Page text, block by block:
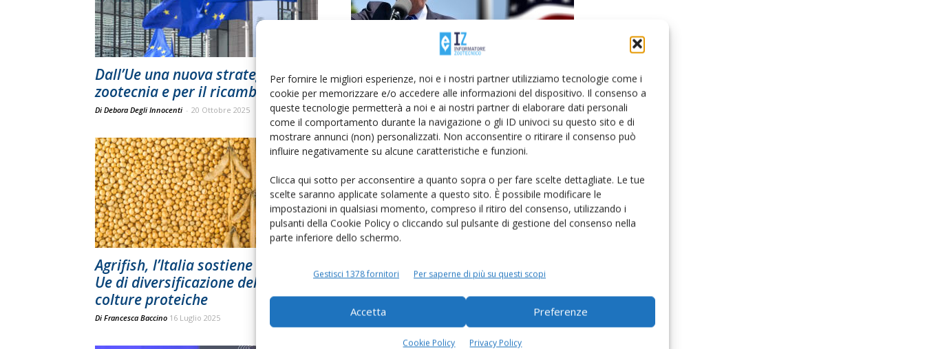
Per fornire le migliori esperienze, noi e i nostri partner utilizziamo tecnologie come i
cookie per memorizzare e/o accedere alle informazioni del dispositivo. Il consenso a
queste tecnologie permetterà a noi e ai nostri partner di elaborare dati personali
come il comportamento durante la navigazione o gli ID univoci su questo sito e di
mostrare annunci (non) personalizzati. Non acconsentire o ritirare il consenso può
influire negativamente su alcune caratteristiche e funzioni.
Clicca qui sotto per acconsentire a quanto sopra o per fare scelte dettagliate. Le tue
scelte saranno applicate solamente a questo sito. È possibile modificare le
impostazioni in qualsiasi momento, compreso il ritiro del consenso, utilizzando i
pulsanti della Cookie Policy o cliccando sul pulsante di gestione del consenso nella
parte inferiore dello schermo.
Gestisci 1378 fornitori Per saperne di più su questi scopi
Accetta Preferenze
Cookie Policy Privacy Policy
Dall’Ue una nuova strategia per la
zootecnia e per il ricambio...
Di Debora Degli Innocenti - 20 Ottobre 2025
Dazi al 15%, l’accordo Usa-Ue
impatta in modo diverso
DiFrancesca Baccino 30 Luglio 2025
Agrifish, l’Italia sostiene il piano
Ue di diversificazione delle
colture proteiche
Di Francesca Baccino 16 Luglio 2025
Trump, torna lo spettro dei dazi
Usa sulle esportazioni di
formaggi...
DiFrancesca Baccino